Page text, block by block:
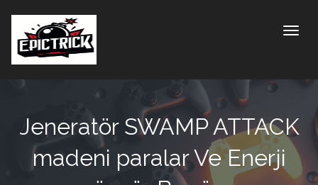
Jeneratör SWAMP ATTACK
madeni paralar Ve Enerji